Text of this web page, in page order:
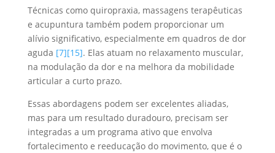
Técnicas como quiropraxia, massagens terapêuticas
e acupuntura também podem proporcionar um
alívio significativo, especialmente em quadros de dor
aguda [7][15]. Elas atuam no relaxamento muscular,
na modulação da dor e na melhora da mobilidade
articular a curto prazo.
Essas abordagens podem ser excelentes aliadas,
mas para um resultado duradouro, precisam ser
integradas a um programa ativo que envolva
fortalecimento e reeducação do movimento, que é o